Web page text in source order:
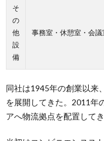
そ
の
他
設
備
事務室・休憩室・会議
同社は1945年の創業以来
を展開してきた。2011年
アへ物流拠点を配置してき